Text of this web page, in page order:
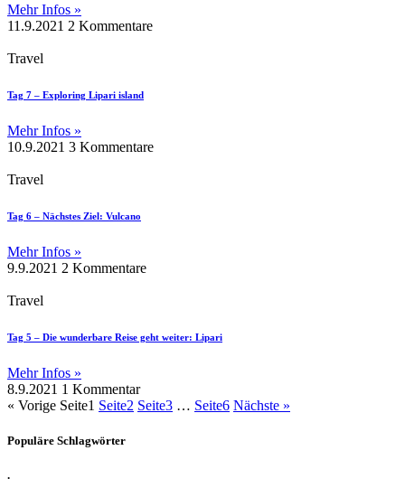
Mehr Infos »
11.9.2021 2 Kommentare
Travel
Tag 7 – Exploring Lipari island
Mehr Infos »
10.9.2021 3 Kommentare
Travel
Tag 6 – Nächstes Ziel: Vulcano
Mehr Infos »
9.9.2021 2 Kommentare
Travel
Tag 5 – Die wunderbare Reise geht weiter: Lipari
Mehr Infos »
8.9.2021 1 Kommentar
« Vorige Seite1 Seite2 Seite3 … Seite6 Nächste »
Populäre Schlagwörter
.